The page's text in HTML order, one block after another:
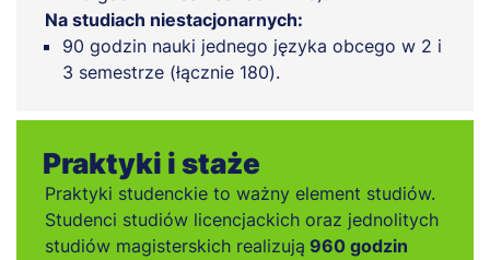
Na studiach niestacjonarnych:
90 godzin nauki jednego języka obcego w 2 i
3 semestrze (łącznie 180).
Praktyki i staże
Praktyki studenckie to ważny element studiów.
Studenci studiów licencjackich oraz jednolitych
studiów magisterskich realizują 960 godzin